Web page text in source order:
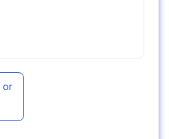
or